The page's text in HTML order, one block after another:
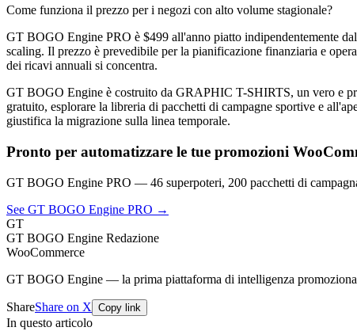
Come funziona il prezzo per i negozi con alto volume stagionale?
GT BOGO Engine PRO è $499 all'anno piatto indipendentemente
scaling. Il prezzo è prevedibile per la pianificazione finanziaria e
dei ricavi annuali si concentra.
GT BOGO Engine è costruito da GRAPHIC T-SHIRTS, un vero e
gratuito, esplorare la libreria di pacchetti di campagne sportive e
giustifica la migrazione sulla linea temporale.
Pronto per automatizzare le tue promozioni
GT BOGO Engine PRO — 46 superpoteri, 200 pacchetti di
See GT BOGO Engine PRO →
GT
GT BOGO Engine Redazione
WooCommerce
GT BOGO Engine — la prima piattaforma di intelligenza
ShareShare on X Copy link
In questo articolo